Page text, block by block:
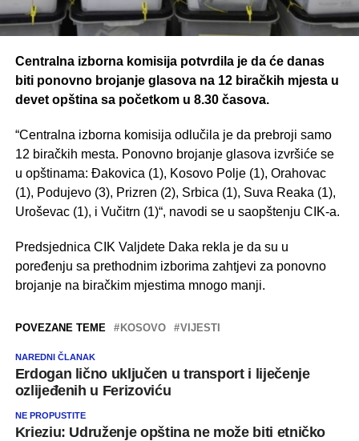
Centralna izborna komisija potvrdila je da će danas
biti ponovno brojanje glasova na 12 biračkih mjesta u
devet opština sa početkom u 8.30 časova.
“Centralna izborna komisija odlučila je da prebroji samo
12 biračkih mesta. Ponovno brojanje glasova izvršiće se
u opštinama: Đakovica (1), Kosovo Polje (1), Orahovac
(1), Podujevo (3), Prizren (2), Srbica (1), Suva Reaka (1),
Uroševac (1), i Vučitrn (1)“, navodi se u saopštenju CIK-a.
Predsjednica CIK Valjdete Daka rekla je da su u
poređenju sa prethodnim izborima zahtjevi za ponovno
brojanje na biračkim mjestima mnogo manji.
POVEZANE TEME KOSOVO VIJESTI
NAREDNI ČLANAK
Erdogan lično uključen u transport i liječenje
ozlijeđenih u Ferizoviću
NE PROPUSTITE
Krieziu: Udruženje opština ne može biti etničko